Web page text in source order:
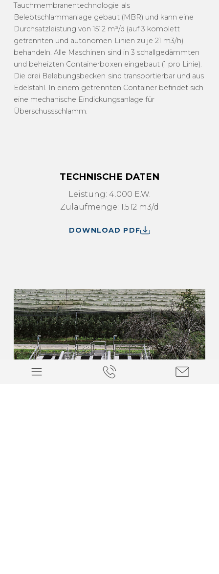
Tauchmembranentechnologie als
Belebtschlammanlage gebaut (MBR) und kann eine
Durchsatzleistung von 1512 m³/d (auf 3 komplett
getrennten und autonomen Linien zu je 21 m3/h)
behandeln. Alle Maschinen sind in 3 schallgedämmten
und beheizten Containerboxen eingebaut (1 pro Linie).
Die drei Belebungsbecken sind transportierbar und aus
Edelstahl. In einem getrennten Container befindet sich
eine mechanische Eindickungsanlage für
Überschussschlamm.
TECHNISCHE DATEN
Leistung: 4.000 E.W.
Zulaufmenge: 1.512 m3/d
DOWNLOAD PDF